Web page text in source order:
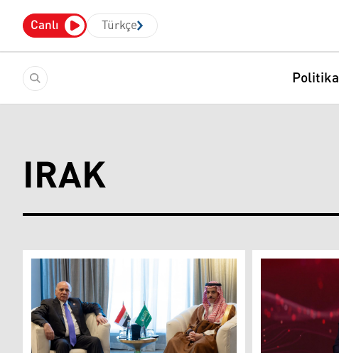
Canlı Türkçe
Politika
IRAK